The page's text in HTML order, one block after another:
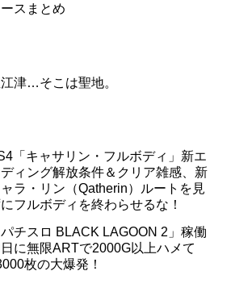
ースまとめ
津…そこは聖地。
「キャサリン・フルボディ」新エ
ディング解放条件＆クリア雑感、新
ラ・リン（Qatherin）ルートを見
フルボディを終わらせるな！
パチスロ BLACK LAGOON 2」稼働
に無限ARTで2000G以上ハメて
枚の大爆発！